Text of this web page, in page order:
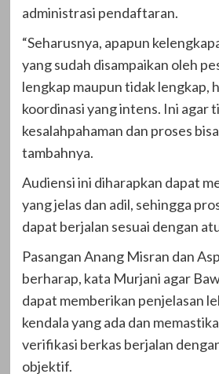
administrasi pendaftaran.
“Seharusnya, apapun
yang sudah disampaikan oleh
lengkap maupun tidak lengkap,
koordinasi yang intens. Ini agar
kesalahpahaman dan proses
tambahnya.
Audiensi ini diharapkan dapat
yang jelas dan adil, sehingga
dapat berjalan sesuai dengan
Pasangan Anang Misran dan
berharap, kata Murjani agar
dapat memberikan penjelasan
kendala yang ada dan
verifikasi berkas berjalan
objektif.